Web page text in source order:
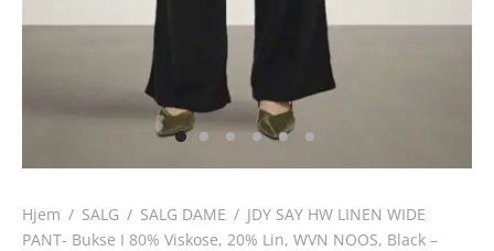
Hjem / SALG / SALG DAME / JDY SAY HW LINEN WIDE
PANT- Bukse I 80% Viskose, 20% Lin, WVN NOOS, Black –